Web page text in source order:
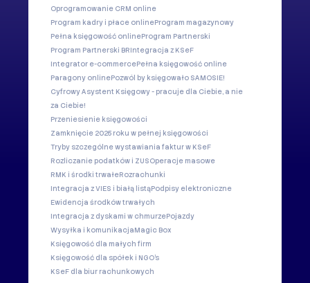
Oprogramowanie CRM online
Program kadry i płace onlineProgram magazynowy
Pełna księgowość onlineProgram Partnerski
Program Partnerski BRIntegracja z KSeF
Integrator e-commercePełna księgowość online
Paragony onlinePozwól by księgowało SAMOSIE!
Cyfrowy Asystent Księgowy - pracuje dla Ciebie, a nie
za Ciebie!
Przeniesienie księgowości
Zamknięcie 2025 roku w pełnej księgowości
Tryby szczególne wystawiania faktur w KSeF
Rozliczanie podatków i ZUSOperacje masowe
RMK i środki trwałeRozrachunki
Integracja z VIES i białą listąPodpisy elektroniczne
Ewidencja środków trwałych
Integracja z dyskami w chmurzePojazdy
Wysyłka i komunikacjaMagic Box
Księgowość dla małych firm
Księgowość dla spółek i NGO's
KSeF dla biur rachunkowych